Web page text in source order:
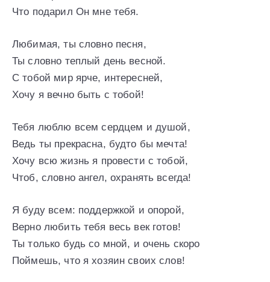
Что подарил Он мне тебя.
Любимая, ты словно песня,
Ты словно теплый день весной.
С тобой мир ярче, интересней,
Хочу я вечно быть с тобой!
Тебя люблю всем сердцем и душой,
Ведь ты прекрасна, будто бы мечта!
Хочу всю жизнь я провести с тобой,
Чтоб, словно ангел, охранять всегда!
Я буду всем: поддержкой и опорой,
Верно любить тебя весь век готов!
Ты только будь со мной, и очень скоро
Поймешь, что я хозяин своих слов!